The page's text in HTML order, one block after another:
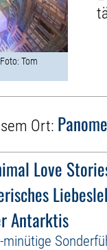
Tom
Ort:
Love
Antarktis
minütige